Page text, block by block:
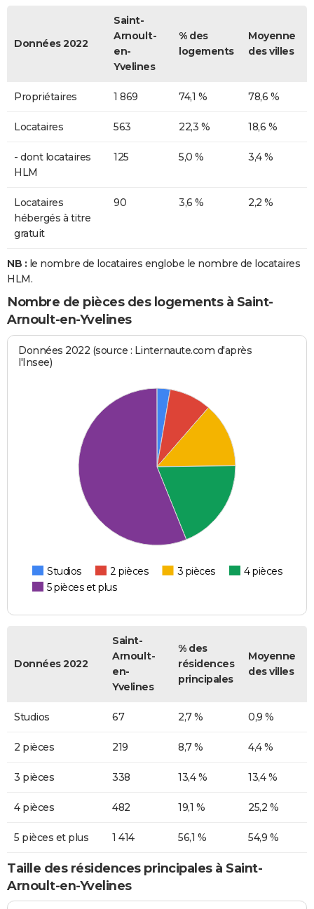
Données 2022
Saint-
Arnoult-
en-
Yvelines
% des
logements
Moyenne
des villes
Propriétaires 1 869 74,1 % 78,6 %
Locataires 563 22,3 % 18,6 %
- dont locataires
HLM
125 5,0 % 3,4 %
Locataires
hébergés à titre
gratuit
90 3,6 % 2,2 %
NB : le nombre de locataires englobe le nombre de locataires
HLM.
Nombre de pièces des logements à Saint-
Arnoult-en-Yvelines
Données 2022 (source : Linternaute.com d'après
l'Insee)
Studios 2 pièces 3 pièces
4 pièces
5 pièces et plus
Données 2022
Saint-
Arnoult-
en-
Yvelines
% des
résidences
principales
Moyenne
des villes
Studios 67 2,7 % 0,9 %
2 pièces 219 8,7 % 4,4 %
3 pièces 338 13,4 % 13,4 %
4 pièces 482 19,1 % 25,2 %
5 pièces et plus 1 414 56,1 % 54,9 %
Taille des résidences principales à Saint-
Arnoult-en-Yvelines